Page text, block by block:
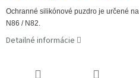
Ochranné silikónové puzdro je určené
N86 / N82.
Detailné informácie